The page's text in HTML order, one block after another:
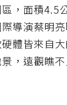
，面積4.5
導演蔡明
體皆來自
，遠觀瞧